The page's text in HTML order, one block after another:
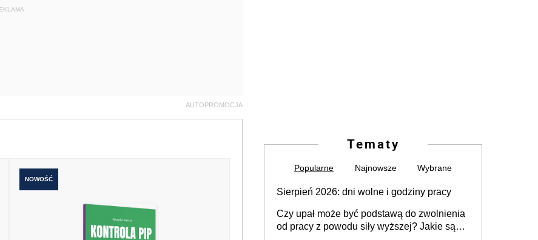
AUTOPROMOCJA
NOWOŚĆ
Tematy
Popularne Najnowsze Wybrane
Sierpień 2026: dni wolne i godziny pracy
Czy upał może być podstawą do zwolnienia
od pracy z powodu siły wyższej? Jakie są